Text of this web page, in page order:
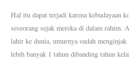
Hal itu dapat terjadi karena kebudayaan
seseorang sejak mereka di dalam rahim.
lahir ke dunia, umurnya sudah
lebih banyak 1 tahun dibanding tahun